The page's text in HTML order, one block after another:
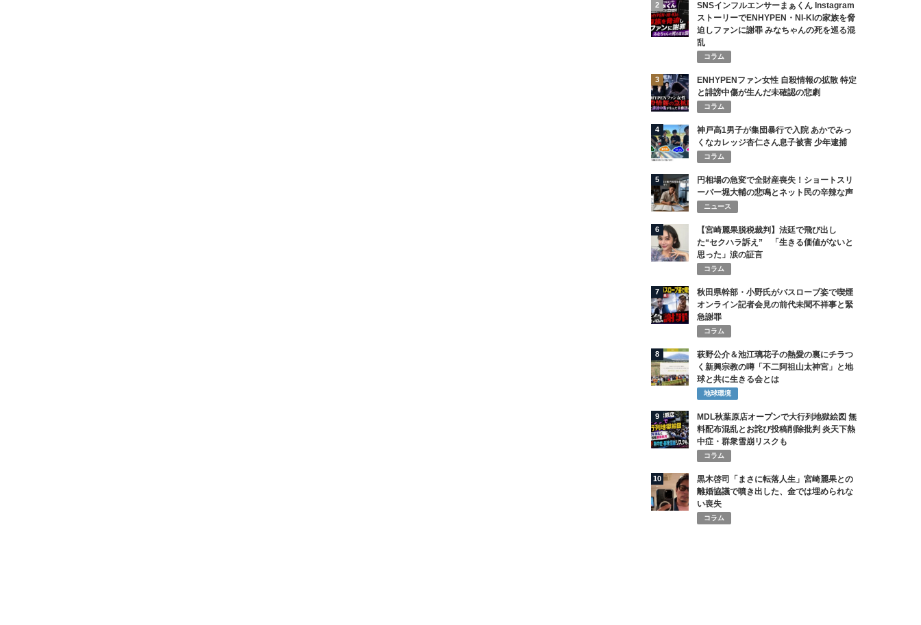
2
SNSインフルエンサーまぁくん Instagram
ストーリーでENHYPEN・NI-KIの家族を脅
迫しファンに謝罪 みなちゃんの死を巡る混
乱
コラム
3
ENHYPENファン女性 自殺情報の拡散 特定
と誹謗中傷が生んだ未確認の悲劇
コラム
4
神戸高1男子が集団暴行で入院 あかでみっ
くなカレッジ杏仁さん息子被害 少年逮捕
コラム
5
円相場の急変で全財産喪失！ショートスリ
ーパー堀大輔の悲鳴とネット民の辛辣な声
ニュース
6
【宮崎麗果脱税裁判】法廷で飛び出し
た“セクハラ訴え” 「生きる価値がないと
思った」涙の証言
コラム
7
秋田県幹部・小野氏がバスローブ姿で喫煙
オンライン記者会見の前代未聞不祥事と緊
急謝罪
コラム
8
萩野公介＆池江璃花子の熱愛の裏にチラつ
く新興宗教の噂「不二阿祖山太神宮」と地
球と共に生きる会とは
地球環境
9
MDL秋葉原店オープンで大行列地獄絵図 無
料配布混乱とお詫び投稿削除批判 炎天下熱
中症・群衆雪崩リスクも
コラム
10
黒木啓司「まさに転落人生」宮崎麗果との
離婚協議で噴き出した、金では埋められな
い喪失
コラム